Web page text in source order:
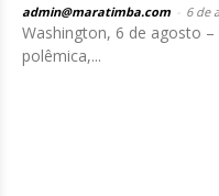
admin@maratimba.com 6 de
Washington, 6 de agosto
polêmica,...